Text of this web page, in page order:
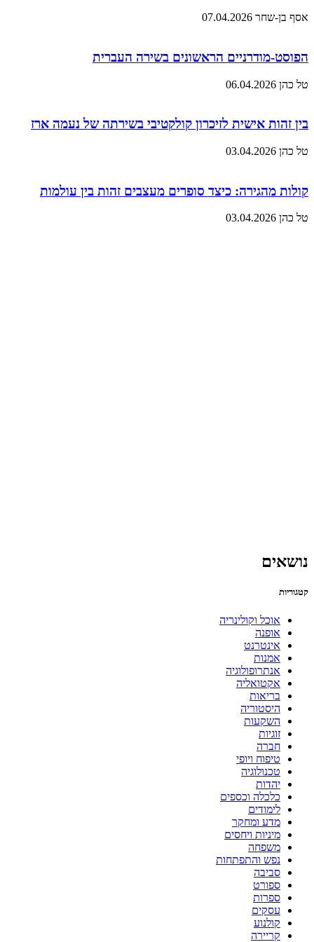
אסף בן-שחר 07.04.2026
הפוסט-מודרניים הראשונים בשירה העברית
טל כהן 06.04.2026
בין זהות אישית לזיכרון קולקטיבי בשירתה של נעמה ארז
טל כהן 03.04.2026
קולות מהגירה: כיצד סופרים מעצבים זהות בין עולמות
טל כהן 03.04.2026
נושאים
קטגוריות
אוכל וקולינריה
אופנה
אינטרנט
אמנות
אנתרופולוגיה
אקטואליה
בריאות
היסטוריה
השקעות
זוגיות
חברה
טיפוח ויופי
טכנולוגיה
יהדות
כלכלה וכספים
לימודים
מדע ומחקר
מיניות ויחסים
משפחה
נפש והתפתחות
סביבה
ספורט
ספרות
עסקים
קולנוע
קריירה